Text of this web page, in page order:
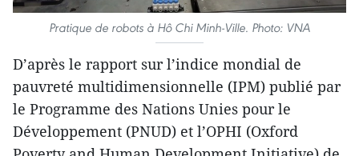
Pratique de robots à Hô Chi Minh-Ville. Photo: VNA
D’après le rapport sur l’indice mondial de
pauvreté multidimensionnelle (IPM) publié par
le Programme des Nations Unies pour le
Développement (PNUD) et l’OPHI (Oxford